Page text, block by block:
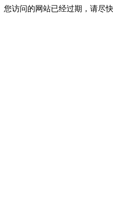
您访问的网站已经过期，请尽